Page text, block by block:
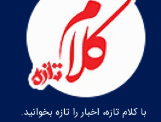
با کلام تازه، اخبار را تازه بخوانید.